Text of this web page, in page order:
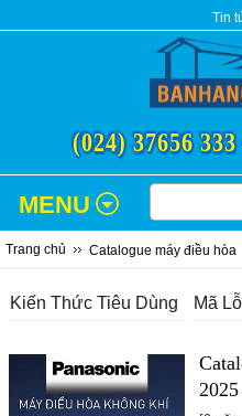
Tin
(024) 37656
MENU
Trang chủ Catalogue máy điều hòa
Kiến Thức Tiêu Dùng Mã